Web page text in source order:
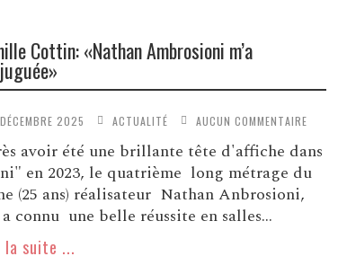
Cottin: «Nathan Ambrosioni m’a
2025 ACTUALITÉ AUCUN COMMENTAIRE
avoir été une brillante tête d'affiche dans
en 2023, le quatrième long métrage du
(25 ans) réalisateur Nathan Anbrosioni,
connu une belle réussite en salles...
la suite ...